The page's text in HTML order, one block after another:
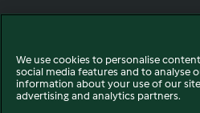
We use cookies to personalise
social media features and to analyse
information about your use of our
advertising and analytics partners.